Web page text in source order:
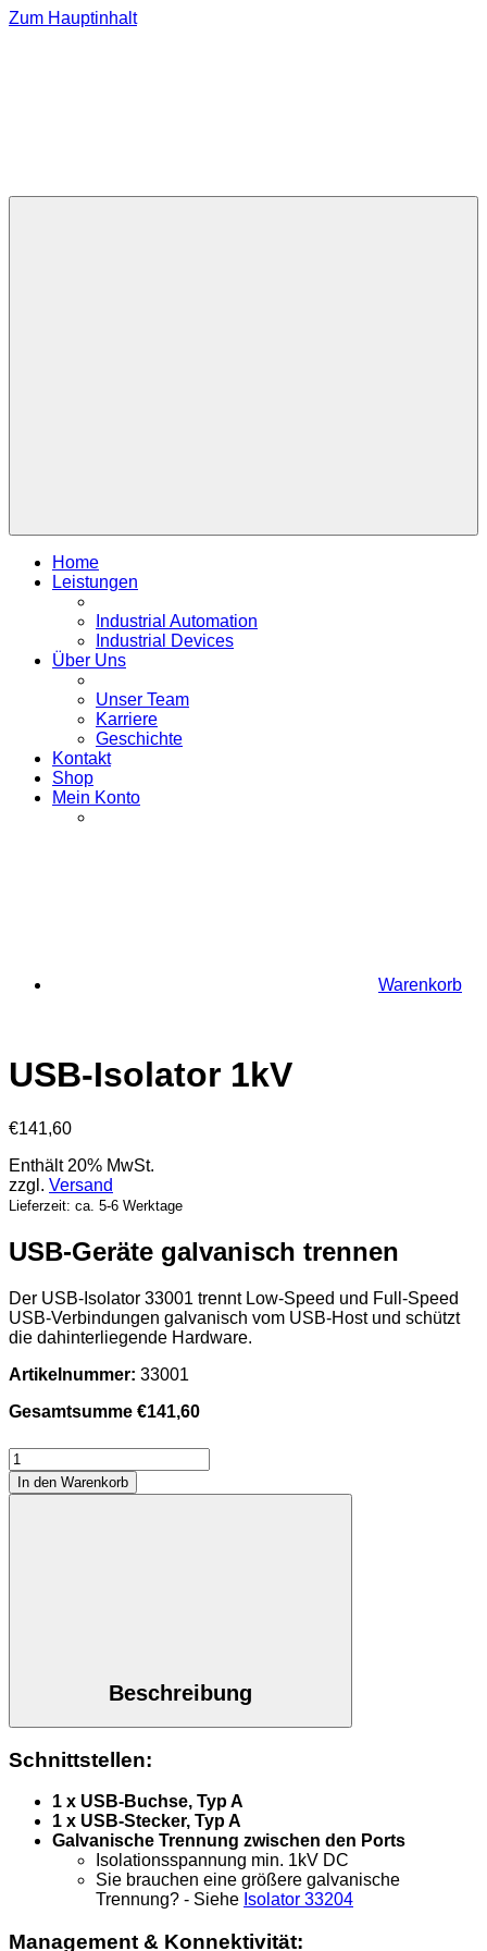
Zum Hauptinhalt
Home
Leistungen
Industrial Automation
Industrial Devices
Über Uns
Unser Team
Karriere
Geschichte
Kontakt
Shop
Mein Konto
Warenkorb
USB-Isolator 1kV
€141,60
Enthält 20% MwSt.
zzgl. Versand
Lieferzeit: ca. 5-6 Werktage
USB-Geräte galvanisch trennen
Der USB-Isolator 33001 trennt Low-Speed und Full-Speed
USB-Verbindungen galvanisch vom USB-Host und schützt
die dahinterliegende Hardware.
Artikelnummer: 33001
Gesamtsumme €141,60
USB-
Isolator
1kV
In den Warenkorb
Beschreibung
Schnittstellen:
1 x USB-Buchse, Typ A
1 x USB-Stecker, Typ A
Galvanische Trennung zwischen den Ports
Isolationsspannung min. 1kV DC
Sie brauchen eine größere galvanische
Trennung? - Siehe Isolator 33204
Management & Konnektivität: